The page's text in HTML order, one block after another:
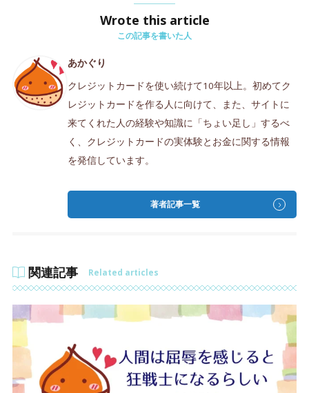
Wrote this article
この記事を書いた人
あかぐり
クレジットカードを使い続けて10年以上。初めてク
レジットカードを作る人に向けて、また、サイトに
来てくれた人の経験や知識に「ちょい足し」するべ
く、クレジットカードの実体験とお金に関する情報
を発信しています。
著者記事一覧
関連記事 Related articles